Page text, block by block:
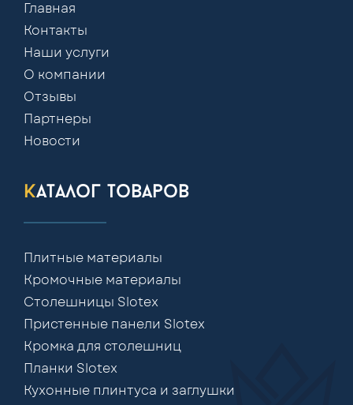
Главная
Контакты
Наши услуги
О компании
Отзывы
Партнеры
Новости
каталог товаров
Плитные материалы
Кромочные материалы
Столешницы Slotex
Пристенные панели Slotex
Кромка для столешниц
Планки Slotex
Кухонные плинтуса и заглушки